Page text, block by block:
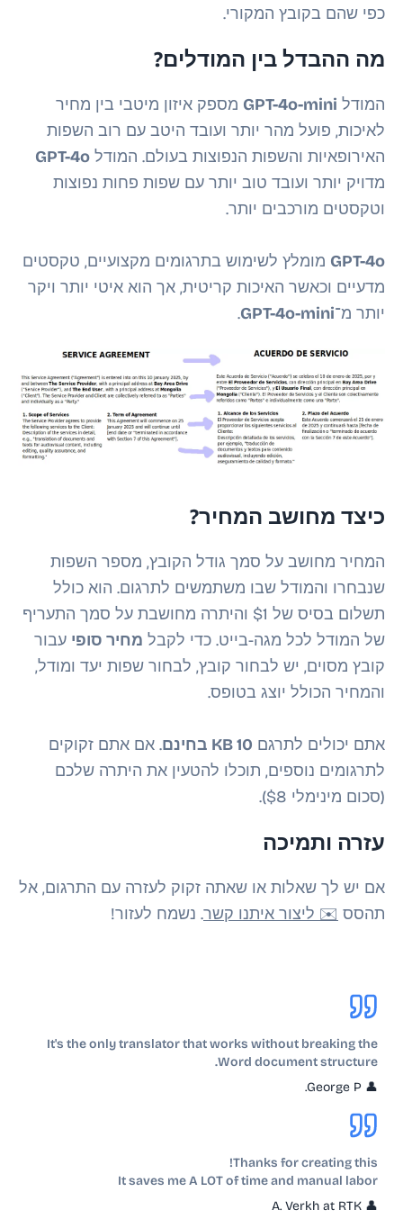
כפי שהם בקובץ המקורי.
מה ההבדל בין המודלים?
המודל GPT-4o-mini מספק איזון מיטבי בין מחיר
לאיכות, פועל מהר יותר ועובד היטב עם רוב השפות
האירופאיות והשפות הנפוצות בעולם. המודל GPT-4o
מדויק יותר ועובד טוב יותר עם שפות פחות נפוצות
וטקסטים מורכבים יותר.
GPT-4o מומלץ לשימוש בתרגומים מקצועיים, טקסטים
מדעיים וכאשר האיכות קריטית, אך הוא איטי יותר ויקר
יותר מ־GPT-4o-mini
.
כיצד מחושב המחיר?
המחיר מחושב על סמך גודל הקובץ, מספר השפות
שנבחרו והמודל שבו משתמשים לתרגום. הוא כולל
תשלום בסיס של $1 והיתרה מחושבת על סמך התעריף
של המודל לכל מגה-בייט. כדי לקבל מחיר סופי עבור
קובץ מסוים, יש לבחור קובץ, לבחור שפות יעד ומודל,
והמחיר הכולל יוצג בטופס.
אתם יכולים לתרגם 10 KB בחינם. אם אתם זקוקים
לתרגומים נוספים, תוכלו להטעין את היתרה שלכם
(סכום מינימלי $8).
עזרה ותמיכה
אם יש לך שאלות או שאתה זקוק לעזרה עם התרגום, אל
תהסס ✉️ ליצור איתנו קשר. נשמח לעזור!
It's the only translator that works without breaking the
Word document structure.
👤
George P.
Thanks for creating this!
It saves me A LOT of time and manual labor
👤
A. Verkh at RTK